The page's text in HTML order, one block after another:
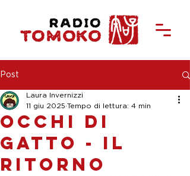
Post
Occhi di
gatto - Il
ritorno
Laura Invernizzi
11 giu 2025 Tempo di lettura: 4 min